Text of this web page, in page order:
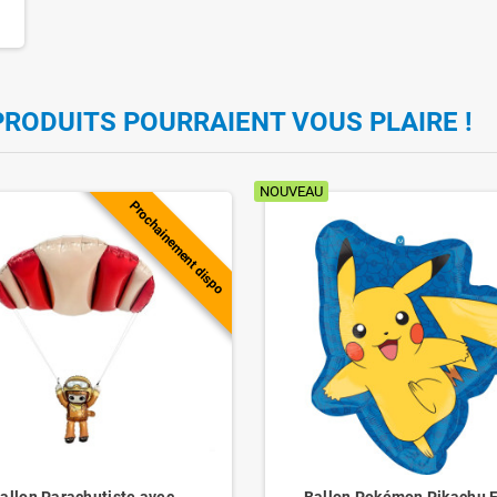
POURRAIENT VOUS PLAIRE !
Prochainement dispo
NOUVEAU